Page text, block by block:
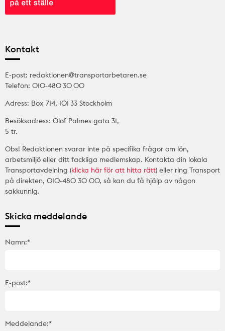
Kontakt
E-post: redaktionen@transportarbetaren.se
Telefon: 010-480 30 00
Adress: Box 714, 101 33 Stockholm
Besöksadress: Olof Palmes gata 31,
5 tr.
Obs! Redaktionen svarar inte på specifika frågor om lön,
arbetsmiljö eller ditt fackliga medlemskap. Kontakta din lokala
Transportavdelning (klicka här för att hitta rätt) eller ring Transport
på direkten, 010-480 30 00, så kan du få hjälp av någon
sakkunnig.
Skicka meddelande
Namn:*
E-post:*
Meddelande:*